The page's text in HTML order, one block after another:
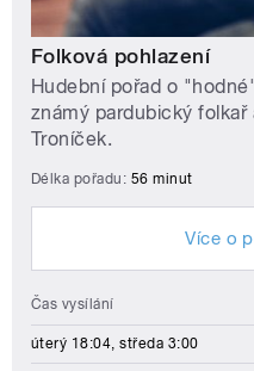
Folková pohlazení
Hudební pořad o
známý pardubický folkař
Troníček.
Délka pořadu: 56 minut
Více o
Čas vysílání
úterý 18:04, středa 3:00